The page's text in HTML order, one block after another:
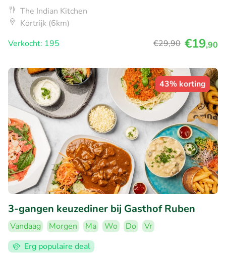
The Indian Kitchen
Kortrijk (6km)
Verkocht: 195
€29,90 €19,90
43% korting
3-gangen keuzediner bij Gasthof Ruben
Vandaag Morgen Ma Wo Do
Vr
Erg populaire deal